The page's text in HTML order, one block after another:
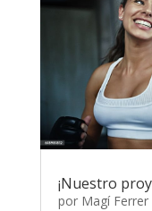
¡Nuestro
por Magí Ferrer